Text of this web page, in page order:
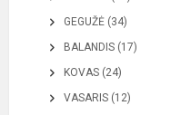
GEGUŽĖ (34)
BALANDIS (17)
KOVAS (24)
VASARIS (12)